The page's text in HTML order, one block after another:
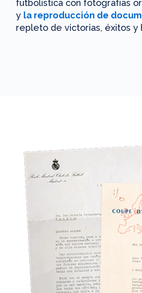
futbolística con fotografías
y la reproducción de
repleto de victorias, éxitos y